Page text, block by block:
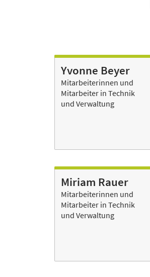
Yvonne Beyer
Mitarbeiterinnen und
Mitarbeiter in Technik
und Verwaltung
Miriam Rauer
Mitarbeiterinnen und
Mitarbeiter in Technik
und Verwaltung